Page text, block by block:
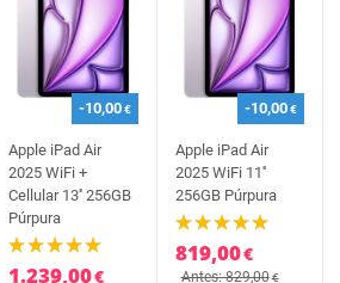
-10,00€
Apple iPad Air
2025 WiFi +
Cellular 13'' 256GB
Púrpura
1.239,00€
-10,00€
Apple iPad Air
2025 WiFi 11''
256GB Púrpura
819,00€
Antes: 829,00€